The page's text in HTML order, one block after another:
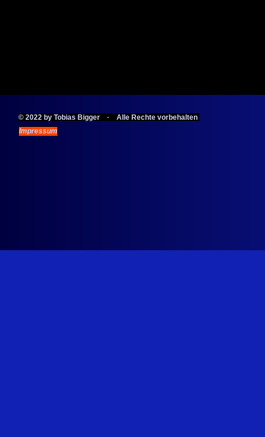
© 2022 by Tobias Bigger · Alle Rechte vorbehalten
Impressum